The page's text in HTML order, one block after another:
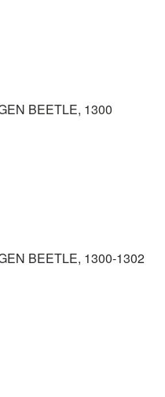
BEETLE, 1300
BEETLE, 1300-1302